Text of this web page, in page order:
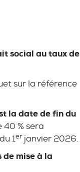
social au taux de
sur la référence
la date de fin du
40 % sera
1erjanvier 2026.
mise à la